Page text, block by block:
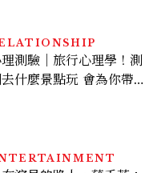
測驗｜旅行心理學！測
什麼景點玩 會為你帶來